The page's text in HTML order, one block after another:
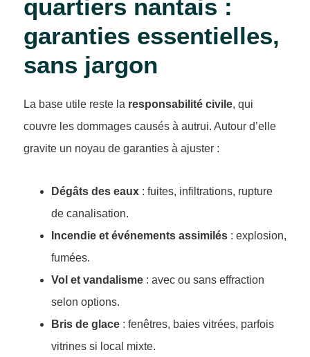
quartiers nantais :
garanties essentielles,
sans jargon
La base utile reste la responsabilité civile, qui
couvre les dommages causés à autrui. Autour d’elle
gravite un noyau de garanties à ajuster :
Dégâts des eaux : fuites, infiltrations, rupture
de canalisation.
Incendie et événements assimilés : explosion,
fumées.
Vol et vandalisme : avec ou sans effraction
selon options.
Bris de glace : fenêtres, baies vitrées, parfois
vitrines si local mixte.